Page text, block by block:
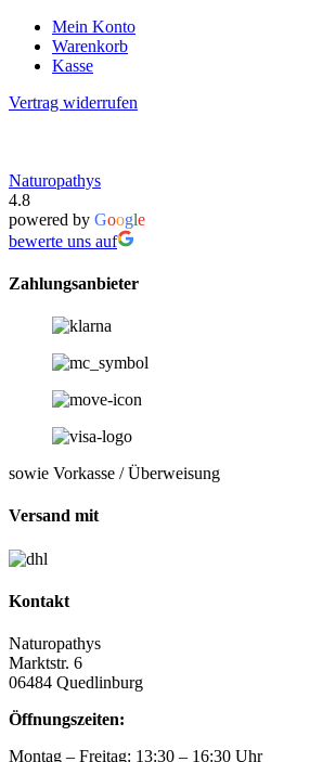
Mein Konto
Warenkorb
Kasse
Vertrag widerrufen
Naturopathys
4.8
powered by Google
bewerte uns auf
Zahlungsanbieter
sowie Vorkasse / Überweisung
Versand mit
Kontakt
Naturopathys
Marktstr. 6
06484 Quedlinburg
Öffnungszeiten:
Montag – Freitag: 13:30 – 16:30 Uhr